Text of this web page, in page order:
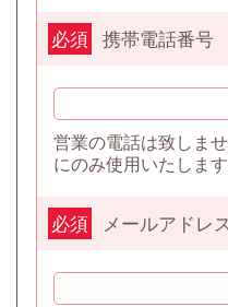
携帯電話番号
必須
営業の電話は致しま
にのみ使用いたしま
メールアドレス
必須